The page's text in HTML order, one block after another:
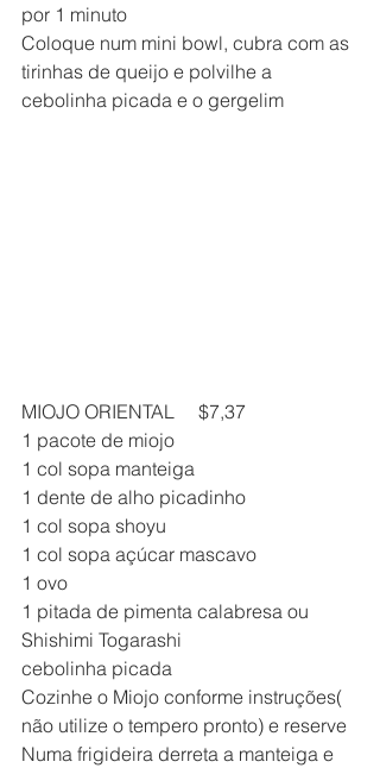
por 1 minuto
Coloque num mini bowl, cubra com as
tirinhas de queijo e polvilhe a
cebolinha picada e o gergelim
MIOJO ORIENTAL     $7,37
1 pacote de miojo
1 col sopa manteiga
1 dente de alho picadinho
1 col sopa shoyu
1 col sopa açúcar mascavo
1 ovo
1 pitada de pimenta calabresa ou
Shishimi Togarashi
cebolinha picada
Cozinhe o Miojo conforme instruções(
não utilize o tempero pronto) e reserve
Numa frigideira derreta a manteiga e